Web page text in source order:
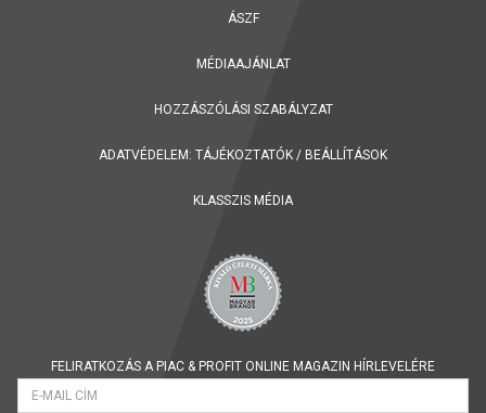
ÁSZF
MÉDIAAJÁNLAT
HOZZÁSZÓLÁSI SZABÁLYZAT
ADATVÉDELEM: TÁJÉKOZTATÓK / BEÁLLÍTÁSOK
KLASSZIS MÉDIA
FELIRATKOZÁS A PIAC & PROFIT ONLINE MAGAZIN HÍRLEVELÉRE